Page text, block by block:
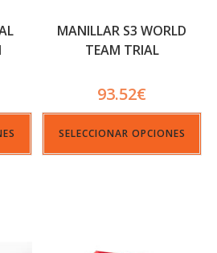
MANILLAR S3 WORLD
TEAM TRIAL
93.52€
SELECCIONAR OPCIONES